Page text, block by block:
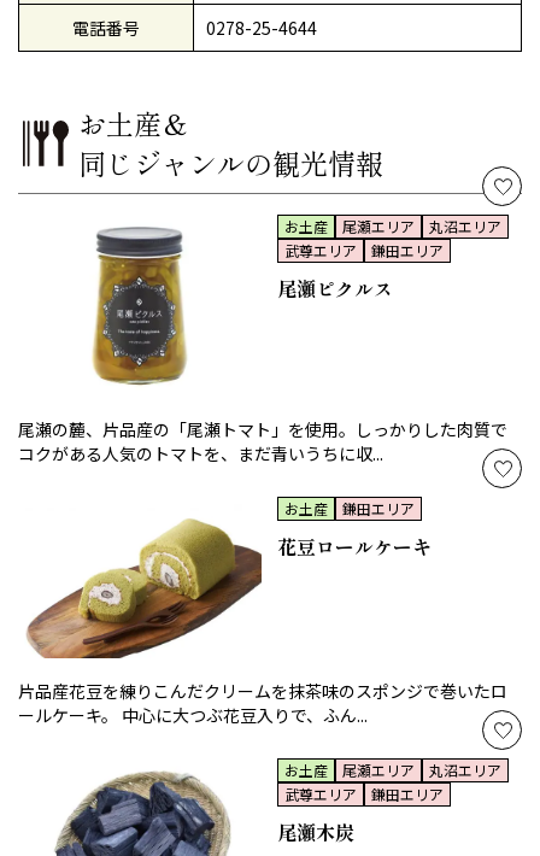
電話番号 0278-25-4644
お土産＆
同じジャンルの観光情報
お土産 尾瀬エリア
丸沼エリア
武尊エリア
鎌田エリア
尾瀬ピクルス
尾瀬の麓、片品産の「尾瀬トマト」を使用。しっかりした肉質で
コクがある人気のトマトを、まだ青いうちに収...
お土産 鎌田エリア
花豆ロールケーキ
片品産花豆を練りこんだクリームを抹茶味のスポンジで巻いたロ
ールケーキ。 中心に大つぶ花豆入りで、ふん...
お土産 尾瀬エリア
丸沼エリア
武尊エリア
鎌田エリア
尾瀬木炭